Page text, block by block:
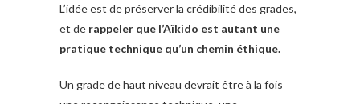
L’idée est de préserver la crédibilité des grades,
et de rappeler que l’Aïkido est autant une
pratique technique qu’un chemin éthique.
Un grade de haut niveau devrait être à la fois